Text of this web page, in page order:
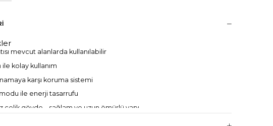
mevcut alanlarda kullanılabilir
ile kolay kullanım
karşı koruma sistemi
modu ile enerji tasarrufu
çelik gövde – sağlam ve uzun ömürlü yapı
su dağıtım düğmesi (ör. 120 ml ve 150 ml)